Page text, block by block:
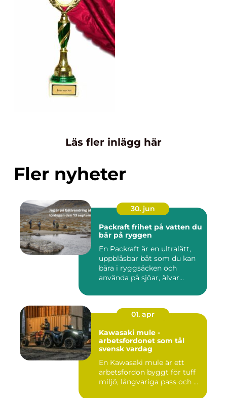
Läs fler inlägg här
Fler nyheter
30. jun
Packraft frihet på vatten du
bär på ryggen
En Packraft är en ultralätt,
uppblåsbar båt som du kan
bära i ryggsäcken och
använda på sjöar, älvar...
01. apr
Kawasaki mule -
arbetsfordonet som tål
svensk vardag
En Kawasaki mule är ett
arbetsfordon byggt för tuff
miljö, långvariga pass och ...